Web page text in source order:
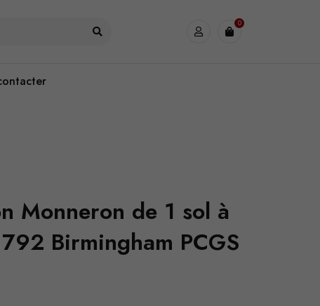
0
Monneron de 1 sol à
Birmingham PCGS